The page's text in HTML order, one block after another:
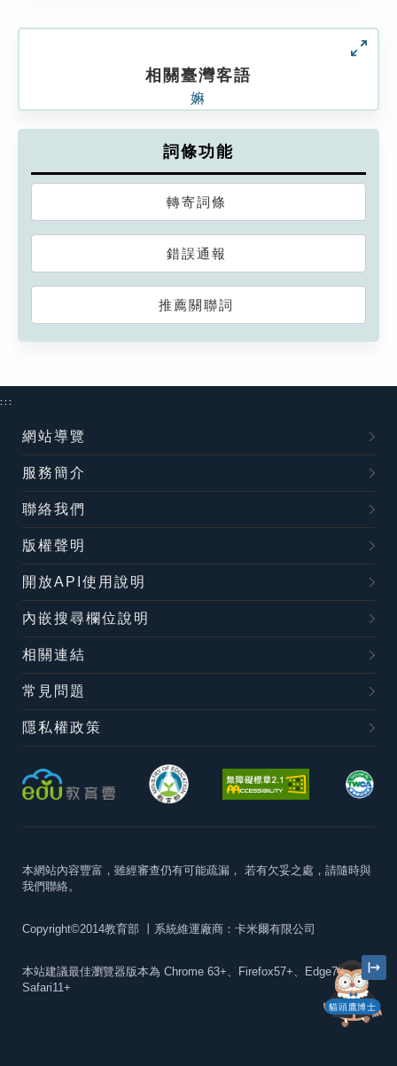
相關臺灣客語
嫲
詞條功能
轉寄詞條
錯誤通報
推薦關聯詞
貓頭鷹博士
:::
網站導覽
服務簡介
聯絡我們
版權聲明
開放API使用說明
內嵌搜尋欄位說明
相關連結
常見問題
隱私權政策
本網站內容豐富，雖經審查仍有可能疏漏， 若有欠妥之處，請隨時與
我們聯絡。
Copyright©2014教育部 丨系統維運廠商：卡米爾有限公司
本站建議最佳瀏覽器版本為 Chrome 63+、Firefox57+、Edge79+及
Safari11+